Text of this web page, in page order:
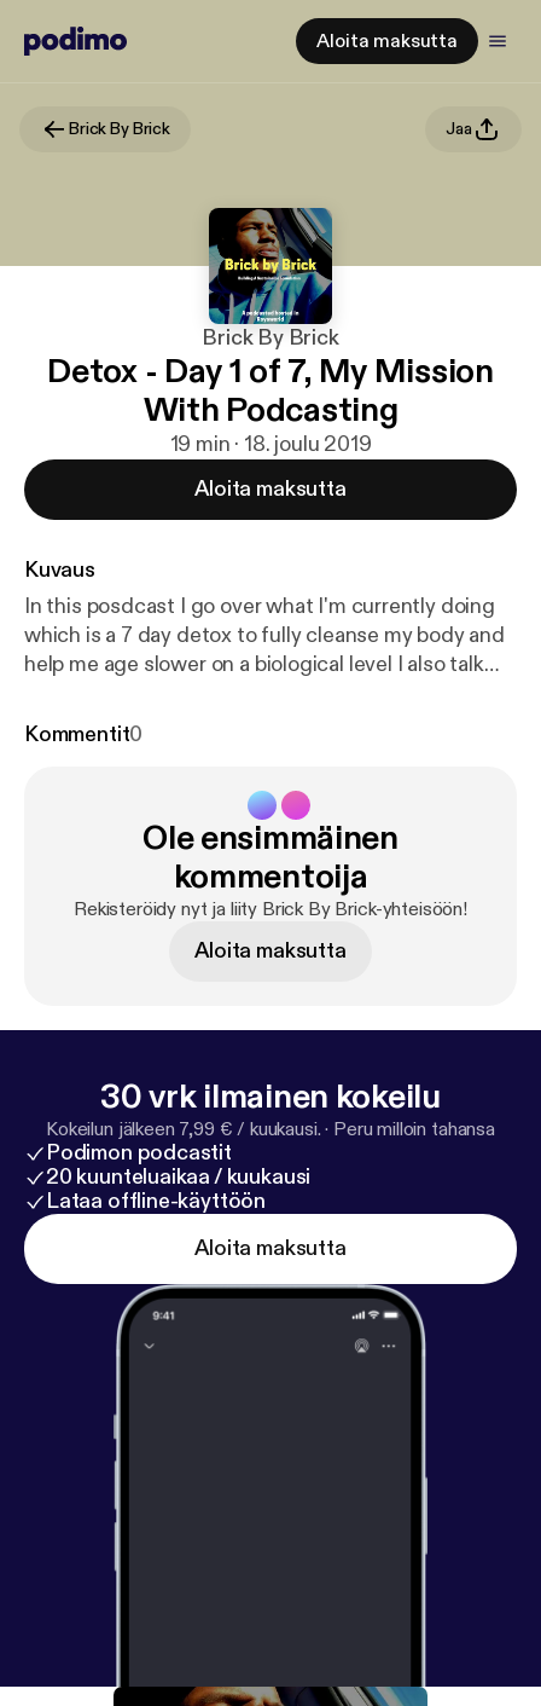
Aloita maksutta
Brick By Brick Jaa
Brick By Brick
Detox - Day 1 of 7, My Mission
With Podcasting
19 min · 18. joulu 2019
Aloita maksutta
Kuvaus
In this posdcast I go over what I'm currently doing
which is a 7 day detox to fully cleanse my body and
help me age slower on a biological level I also talk
overall for helping bring this knowledge to the
and all questions you might have regarding these
topics. Thanks!
Kommentit0
Ole ensimmäinen
kommentoija
Rekisteröidy nyt ja liity Brick By Brick-yhteisöön!
Aloita maksutta
30 vrk ilmainen kokeilu
Kokeilun jälkeen 7,99 € / kuukausi. · Peru milloin tahansa
Podimon podcastit
20 kuunteluaikaa / kuukausi
Lataa offline-käyttöön
Aloita maksutta